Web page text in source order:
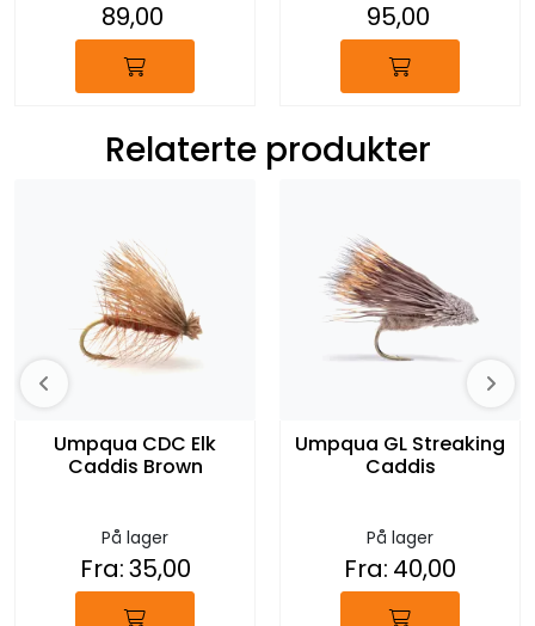
89,00 95,00
Relaterte produkter
Umpqua CDC Elk
Caddis Brown
På lager
Fra:35,00
Umpqua GL Streaking
Caddis
På lager
Fra: 40,00